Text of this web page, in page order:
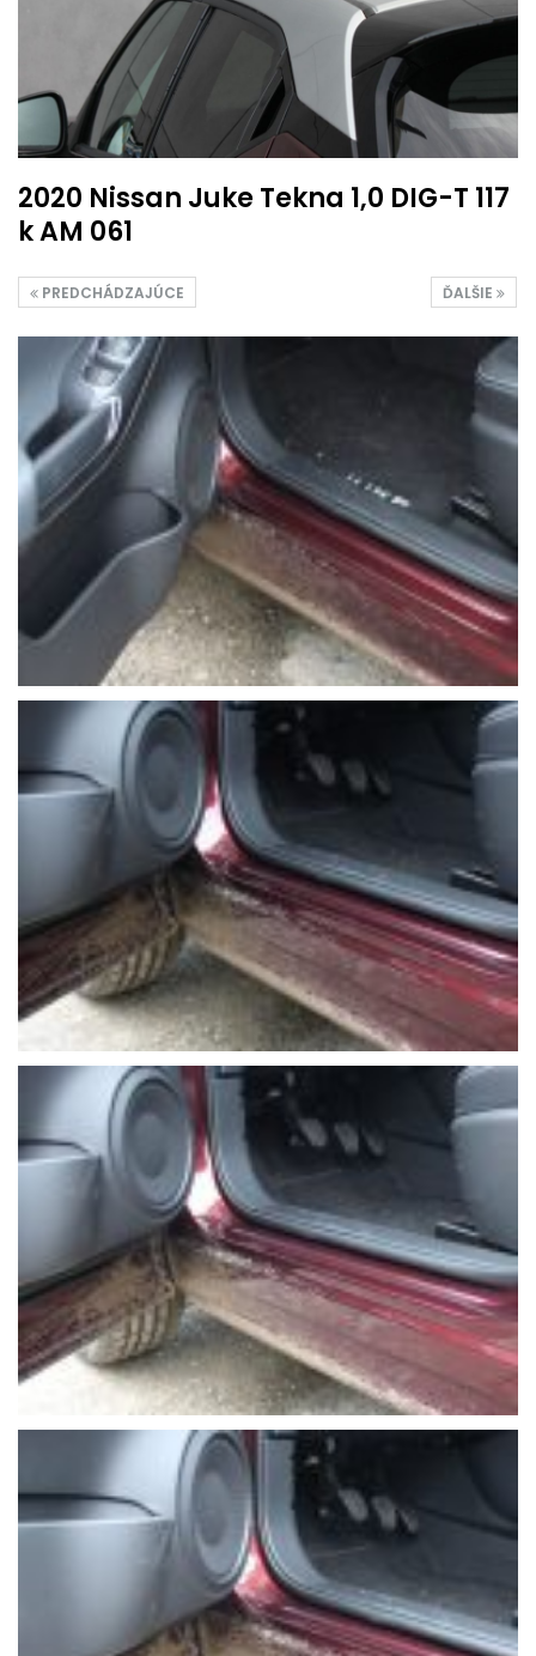
2020 Nissan Juke Tekna 1,0 DIG-T 117
k AM 061
ĎALŠIE
PREDCHÁDZAJÚCE